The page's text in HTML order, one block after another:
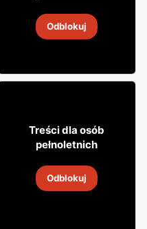
9 sie 2026
Odblokuj
19
Piwo bezalkoholowe
Trybunał
9 sie 2026
Treści dla osób
pełnoletnich
Odblokuj